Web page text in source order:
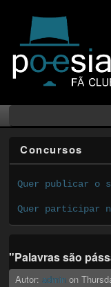
Concursos
Quer publicar o
Quer participar
"Palavras são
Autor:admin on